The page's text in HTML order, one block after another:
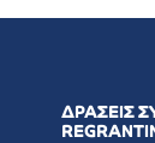
ΔΡΑΣΕΙΣ